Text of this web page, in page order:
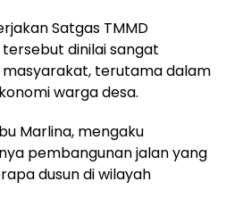
Satgas TMMD
dinilai sangat
terutama dalam
warga desa.
Marlina, mengaku
pembangunan jalan yang
dusun di wilayah